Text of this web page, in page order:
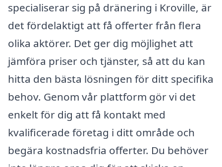
specialiserar sig på dränering i Kroville, är
det fördelaktigt att få offerter från flera
olika aktörer. Det ger dig möjlighet att
jämföra priser och tjänster, så att du kan
hitta den bästa lösningen för ditt specifika
behov. Genom vår plattform gör vi det
enkelt för dig att få kontakt med
kvalificerade företag i ditt område och
begära kostnadsfria offerter. Du behöver